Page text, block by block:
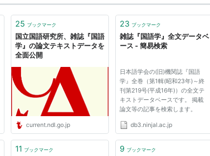
25 ブックマーク
国立国語研究所、雑誌『国語
学』の論文テキストデータを
全面公開
current.ndl.go.jp
23 ブックマーク
雑誌『国語学』全文データベ
ース - 簡易検索
日本語学会の(旧)機関誌『国語
学』全巻（第1輯(昭和23年)～終
刊第219号(平成16年)）の全文テ
キストデータベースです。 掲載
論文等の記事を検索します。
db3.ninjal.ac.jp
11 ブックマーク 9 ブックマーク